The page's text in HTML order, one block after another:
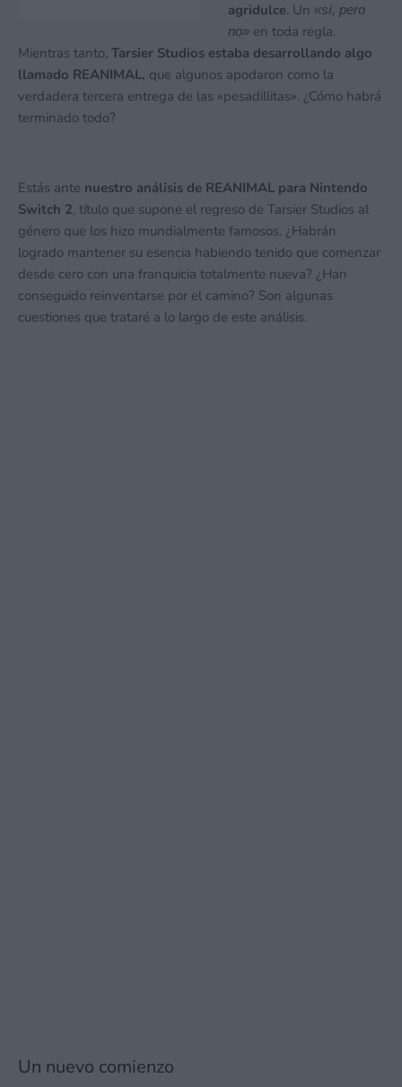
agridulce. Un «sí, pero
no» en toda regla.
Mientras tanto, Tarsier Studios estaba desarrollando algo
llamado REANIMAL, que algunos apodaron como la
verdadera tercera entrega de las «pesadillitas». ¿Cómo habrá
terminado todo?
Estás ante nuestro análisis de REANIMAL para Nintendo
Switch 2, título que supone el regreso de Tarsier Studios al
género que los hizo mundialmente famosos. ¿Habrán
logrado mantener su esencia habiendo tenido que comenzar
desde cero con una franquicia totalmente nueva? ¿Han
conseguido reinventarse por el camino? Son algunas
cuestiones que trataré a lo largo de este análisis.
Un nuevo comienzo